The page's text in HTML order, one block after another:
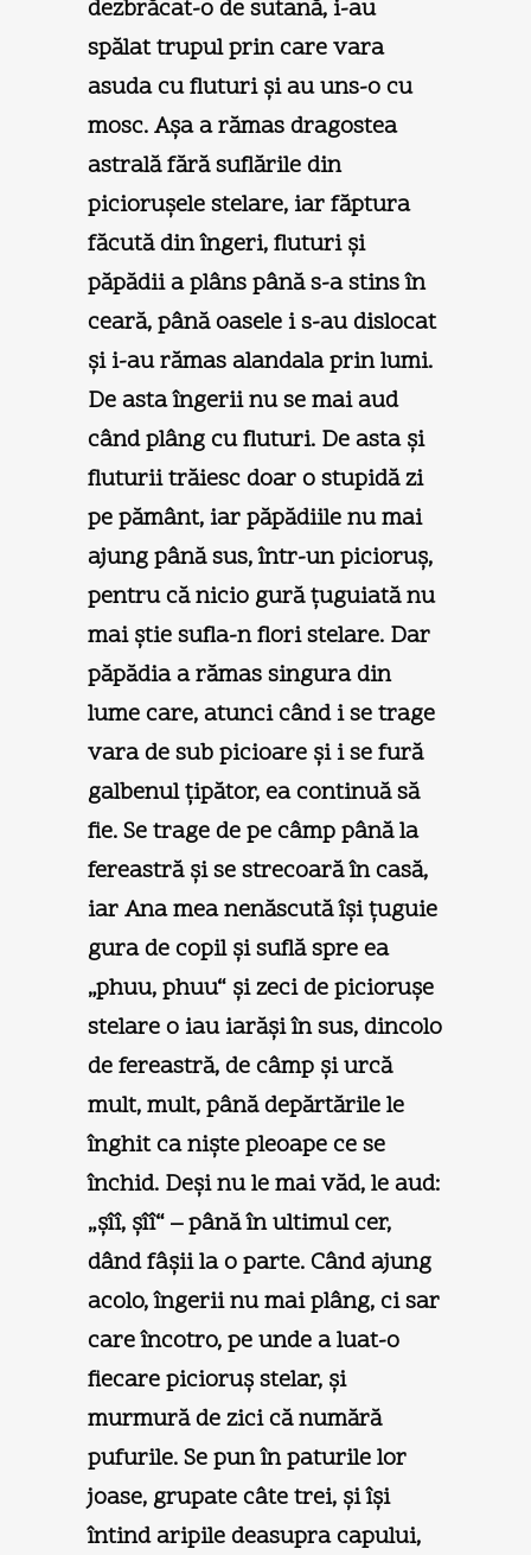
dezbrăcat-o de sutană, i-au
spălat trupul prin care vara
asuda cu fluturi şi au uns-o cu
mosc. Aşa a rămas dragostea
astrală fără suflările din
picioruşele stelare, iar făptura
făcută din îngeri, fluturi şi
păpădii a plâns până s-a stins în
ceară, până oasele i s-au dislocat
şi i-au rămas alandala prin lumi.
De asta îngerii nu se mai aud
când plâng cu fluturi. De asta şi
fluturii trăiesc doar o stupidă zi
pe pământ, iar păpădiile nu mai
ajung până sus, într-un picioruş,
pentru că nicio gură ţuguiată nu
mai ştie sufla-n flori stelare. Dar
păpădia a rămas singura din
lume care, atunci când i se trage
vara de sub picioare şi i se fură
galbenul ţipător, ea continuă să
fie. Se trage de pe câmp până la
fereastră şi se strecoară în casă,
iar Ana mea nenăscută îşi ţuguie
gura de copil şi suflă spre ea
„phuu, phuu“ şi zeci de picioruşe
stelare o iau iarăşi în sus, dincolo
de fereastră, de câmp şi urcă
mult, mult, până depărtările le
înghit ca nişte pleoape ce se
închid. Deşi nu le mai văd, le aud:
„şîî, şîî“ – până în ultimul cer,
dând fâşii la o parte. Când ajung
acolo, îngerii nu mai plâng, ci sar
care încotro, pe unde a luat-o
fiecare picioruş stelar, şi
murmură de zici că numără
pufurile. Se pun în paturile lor
joase, grupate câte trei, şi îşi
întind aripile deasupra capului,